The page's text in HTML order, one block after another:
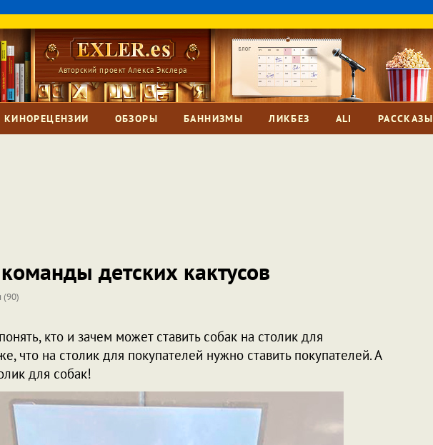
Авторский проект Алекса Экслера
КИНОРЕЦЕНЗИИ ОБЗОРЫ БАННИЗМЫ ЛИКБЕЗ ALI РАССКАЗЫ
детских кактусов
(90)
кто и зачем может ставить собак на столик для
что на столик для покупателей нужно ставить покупателей. А
для собак!